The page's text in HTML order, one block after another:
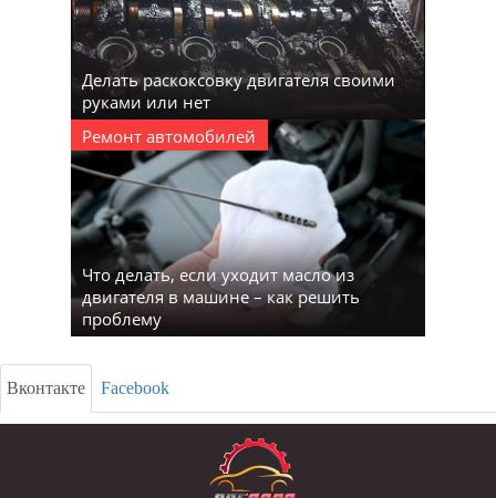
Делать раскоксовку двигателя своими
руками или нет
Ремонт автомобилей
Что делать, если уходит масло из
двигателя в машине – как решить
проблему
Вконтакте Facebook